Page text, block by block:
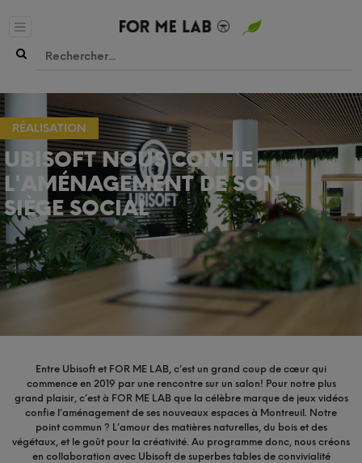
RÉALISATION
UBISOFT NOUS CONFIE
L'AMÉNAGEMENT DE SON
SIÈGE SOCIAL
Entre Ubisoft et FOR ME LAB, c’est un grand coup de cœur qui
commence en 2019 par une rencontre sur un salon! Pour notre plus
grand plaisir, c’est à FOR ME LAB que la célèbre marque de jeux vidéos
confie l’aménagement de ses nouveaux espaces à Montreuil. Notre
point commun ? L’amour des matières naturelles, du bois et des
végétaux, et le goût pour la créativité. Au programme donc, nous créons
en collaboration avec Ubisoft de superbes tables de convivialité